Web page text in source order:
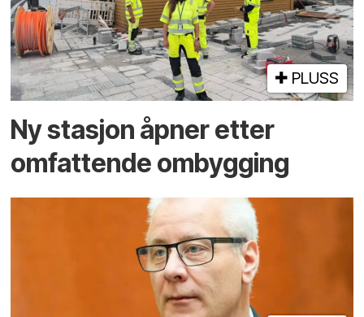
PLUSS
Ny stasjon åpner etter
omfattende ombygging